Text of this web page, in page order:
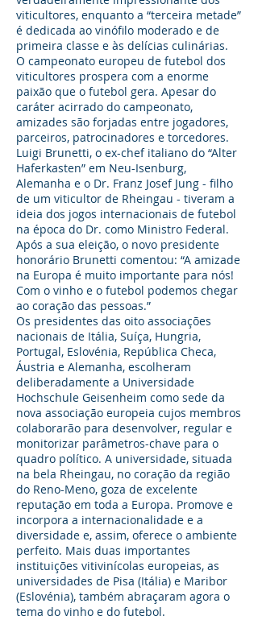
viticultores, enquanto a “terceira metade”
é dedicada ao vinófilo moderado e de
primeira classe e às delícias culinárias.
O campeonato europeu de futebol dos
viticultores prospera com a enorme
paixão que o futebol gera. Apesar do
caráter acirrado do campeonato,
amizades são forjadas entre jogadores,
parceiros, patrocinadores e torcedores.
Luigi Brunetti, o ex-chef italiano do “Alter
Haferkasten” em Neu-Isenburg,
Alemanha e o Dr. Franz Josef Jung - filho
de um viticultor de Rheingau - tiveram a
ideia dos jogos internacionais de futebol
na época do Dr. como Ministro Federal.
Após a sua eleição, o novo presidente
honorário Brunetti comentou: “A amizade
na Europa é muito importante para nós!
Com o vinho e o futebol podemos chegar
ao coração das pessoas.”
Os presidentes das oito associações
nacionais de Itália, Suíça, Hungria,
Portugal, Eslovénia, República Checa,
Áustria e Alemanha, escolheram
deliberadamente a Universidade
Hochschule Geisenheim como sede da
nova associação europeia cujos membros
colaborarão para desenvolver, regular e
monitorizar parâmetros-chave para o
quadro político. A universidade, situada
na bela Rheingau, no coração da região
do Reno-Meno, goza de excelente
reputação em toda a Europa. Promove e
incorpora a internacionalidade e a
diversidade e, assim, oferece o ambiente
perfeito. Mais duas importantes
instituições vitivinícolas europeias, as
universidades de Pisa (Itália) e Maribor
(Eslovénia), também abraçaram agora o
tema do vinho e do futebol.